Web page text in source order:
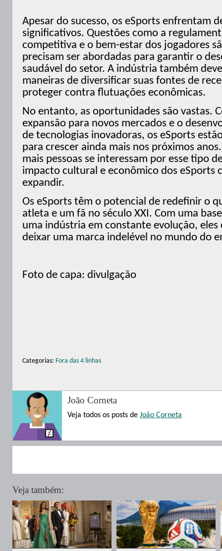
Apesar do sucesso, os eSports enfrentam
significativos. Questões como a
competitiva e o bem-estar dos jogadores
precisam ser abordadas para garantir o
saudável do setor. A indústria também
maneiras de diversificar suas fontes de
proteger contra flutuações econômicas.
No entanto, as oportunidades são vastas.
expansão para novos mercados e o
de tecnologias inovadoras, os eSports
para crescer ainda mais nos próximos
mais pessoas se interessam por esse tipo
impacto cultural e econômico dos eSports
expandir.
Os eSports têm o potencial de redefinir o
atleta e um fã no século XXI. Com uma
uma indústria em constante evolução,
deixar uma marca indelével no mundo do
Foto de capa: divulgação
Categorias: Fora das 4 linhas
João Corneta
Veja todos os posts de João Corneta
Veja também: